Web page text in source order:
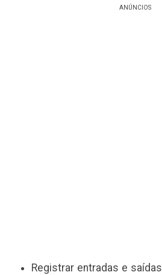
ANÚNCIOS
Registrar entradas e saídas